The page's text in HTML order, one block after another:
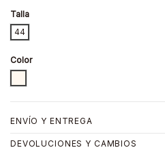
Talla
44
Color
ENVÍO Y ENTREGA
DEVOLUCIONES Y CAMBIOS